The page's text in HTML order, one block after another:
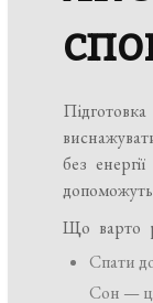
без
Що варто
Спати
Сон —